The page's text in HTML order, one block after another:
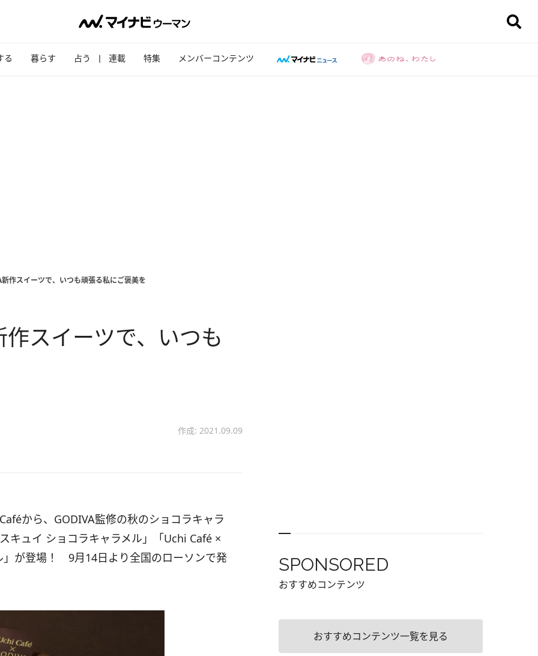
る 暮らす 占う 連載 特集 メンバーコンテンツ
作スイーツで、いつも頑張る私にご褒美を
スイーツで、いつも
作成: 2021.09.09
から、GODIVA監修の秋のショコラキャラ
ュイ ショコラキャラメル」「Uchi Café ×
が登場！ 9月14日より全国のローソンで発
SPONSORED
おすすめコンテンツ
おすすめコンテンツ一覧を見る